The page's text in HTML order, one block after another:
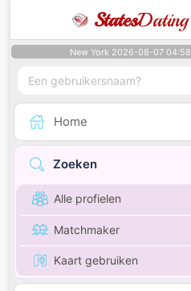
StatesDating
New York 2026-08-07 04:58
Home
Zoeken
Alle profielen
Matchmaker
Kaart gebruiken